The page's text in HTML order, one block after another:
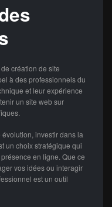
création de site
à des professionnels du
et leur expérience
un site web sur
investir dans la
un choix stratégique qui
en ligne. Que ce
vos idées ou interagir
est un outil